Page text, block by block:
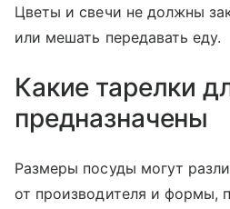
Цветы и свечи не должны
или мешать передавать еду.
Какие тарелки
предназначены
Размеры посуды могут
от производителя и формы,